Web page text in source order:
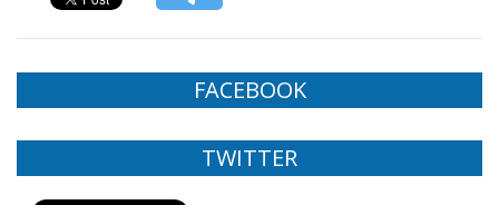
FACEBOOK
TWITTER